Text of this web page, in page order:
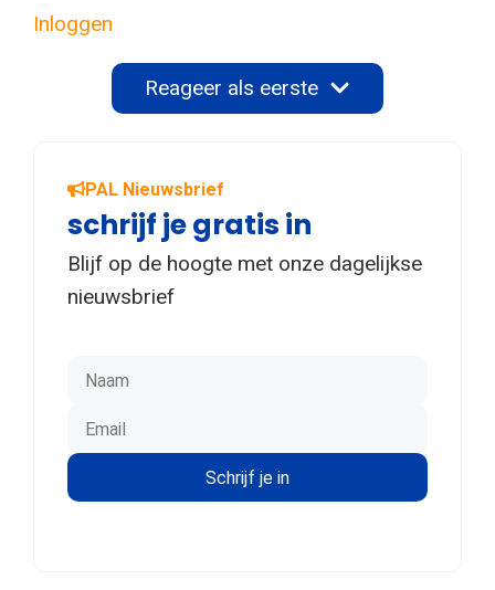
Inloggen
Reageer als eerste
PAL Nieuwsbrief
schrijf je gratis in
Blijf op de hoogte met onze dagelijkse
nieuwsbrief